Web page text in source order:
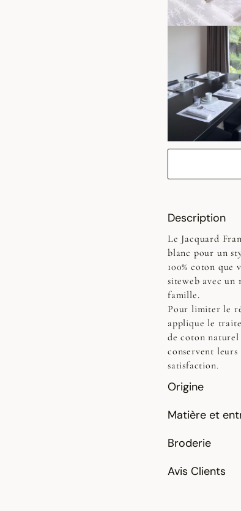
Description
Le Jacquard
blanc pour un
100% coton que
siteweb avec un
famille.
Pour limiter le
applique le
de coton naturel
conservent
satisfaction.
Origine
Matière et
Broderie
Avis Clients